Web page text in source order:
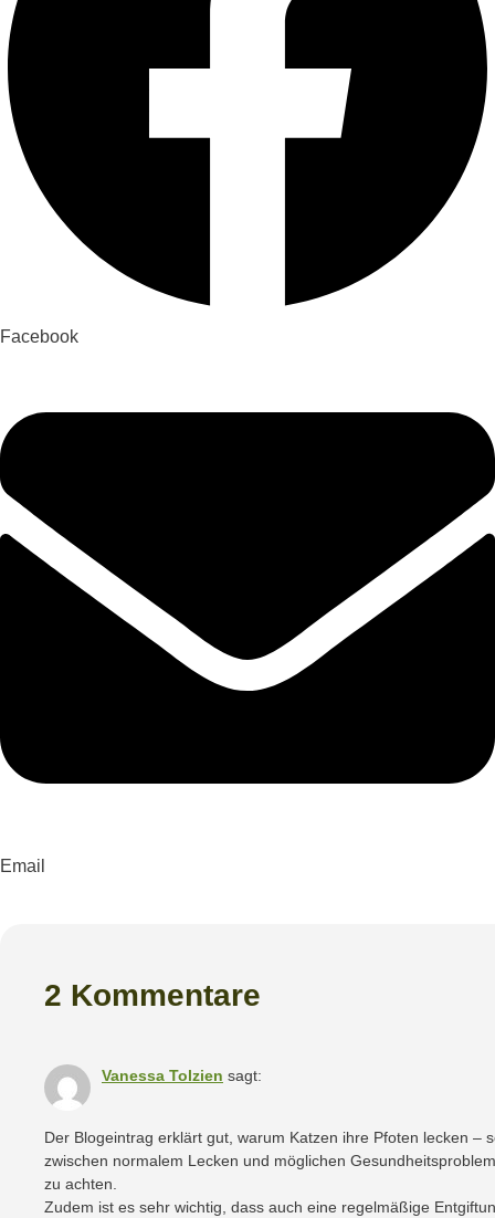
Facebook
Email
2 Kommentare
Vanessa Tolzien sagt:
Der Blogeintrag erklärt gut, warum Katzen ihre Pfoten lecken
zwischen normalem Lecken und möglichen
zu achten.
Zudem ist es sehr wichtig, dass auch eine regelmäßige